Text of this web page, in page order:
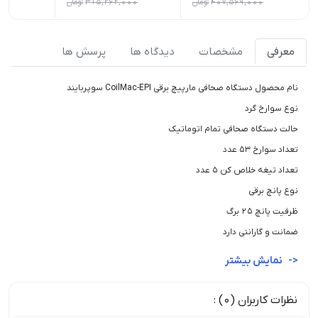
معرفی مشخصات دیدگاه ها پرسش ها
نام محصول دستگاه صحافی مارپیچ برقی CoilMac-EPI سوپربایند
نوع سوارخ گرد
حالت دستگاه صحافی تمام اتوماتیک
تعداد سوارخ 53 عدد
تعداد تیغه خلاص کن 5 عدد
نوع پانچ برقی
ظرفیت پانچ 25 برگ
ضمانت و گارانتی دارد
نظرات کاربران (0) :